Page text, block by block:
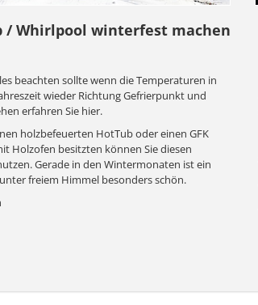
/ Whirlpool winterfest machen
beachten sollte wenn die Temperaturen in
wieder Richtung Gefrierpunkt und
erfahren Sie hier.
holzbefeuerten HotTub oder einen GFK
Holzofen besitzten können Sie diesen
Gerade in den Wintermonaten ist ein
freiem Himmel besonders schön.